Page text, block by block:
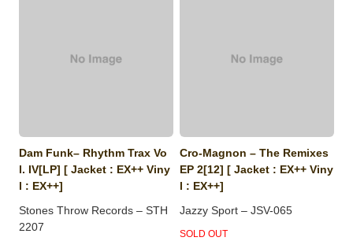
Dam Funk‎– Rhythm Trax Vo
l. IV[LP] [ Jacket : EX++ Viny
l : EX++]
Stones Throw Records ‎– STH
2207
Cro-Magnon ‎– The Remixes
EP 2[12] [ Jacket : EX++ Viny
l : EX++]
Jazzy Sport ‎– JSV-065
SOLD OUT